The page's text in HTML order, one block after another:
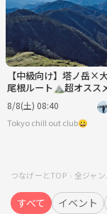
【中級向け】塔ノ岳×
尾根ルート⛰️超オスス
絶景と達成感の登山へ
8/8(土) 08:40
Tokyo chill out club😀
つなげーとTOP 全ジャン
すべて イベント